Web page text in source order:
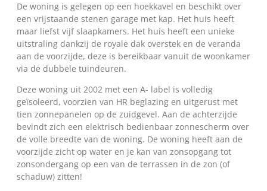
De woning is gelegen op een hoekkavel en beschikt over
een vrijstaande stenen garage met kap. Het huis heeft
maar liefst vijf slaapkamers. Het huis heeft een unieke
uitstraling dankzij de royale dak overstek en de veranda
aan de voorzijde, deze is bereikbaar vanuit de woonkamer
via de dubbele tuindeuren.
Deze woning uit 2002 met een A- label is volledig
geïsoleerd, voorzien van HR beglazing en uitgerust met
tien zonnepanelen op de zuidgevel. Aan de achterzijde
bevindt zich een elektrisch bedienbaar zonnescherm over
de volle breedte van de woning. De woning heeft aan de
voorzijde zicht op water en je kan van zonsopgang tot
zonsondergang op een van de terrassen in de zon (of
schaduw) zitten!